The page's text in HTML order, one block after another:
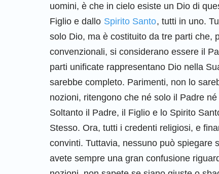
uomini, è che in cielo esiste un Dio di
Figlio e dallo Spirito Santo, tutti in uno.
solo Dio, ma è costituito da tre parti che,
convenzionali, si considerano essere il
parti unificate rappresentano Dio nella
sarebbe completo. Parimenti, non lo
nozioni, ritengono che né solo il Padre
Soltanto il Padre, il Figlio e lo Spirito
Stesso. Ora, tutti i credenti religiosi, e
convinti. Tuttavia, nessuno può spiegare
avete sempre una gran confusione